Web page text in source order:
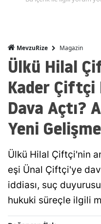
MevzuRize Magazin
Ülkü Hilal
Kader Çiftçi
Dava Açtı?
Yeni Gelişme
Ülkü Hilal Çiftçi'nin
eşi Ünal Çiftçi'ye
iddiası, suç
hukuki süreçle ilgili